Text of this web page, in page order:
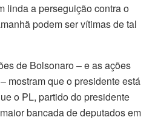
linda a perseguição contra o
podem ser vítimas de tal
de Bolsonaro – e as ações
mostram que o presidente está
o PL, partido do presidente
bancada de deputados em